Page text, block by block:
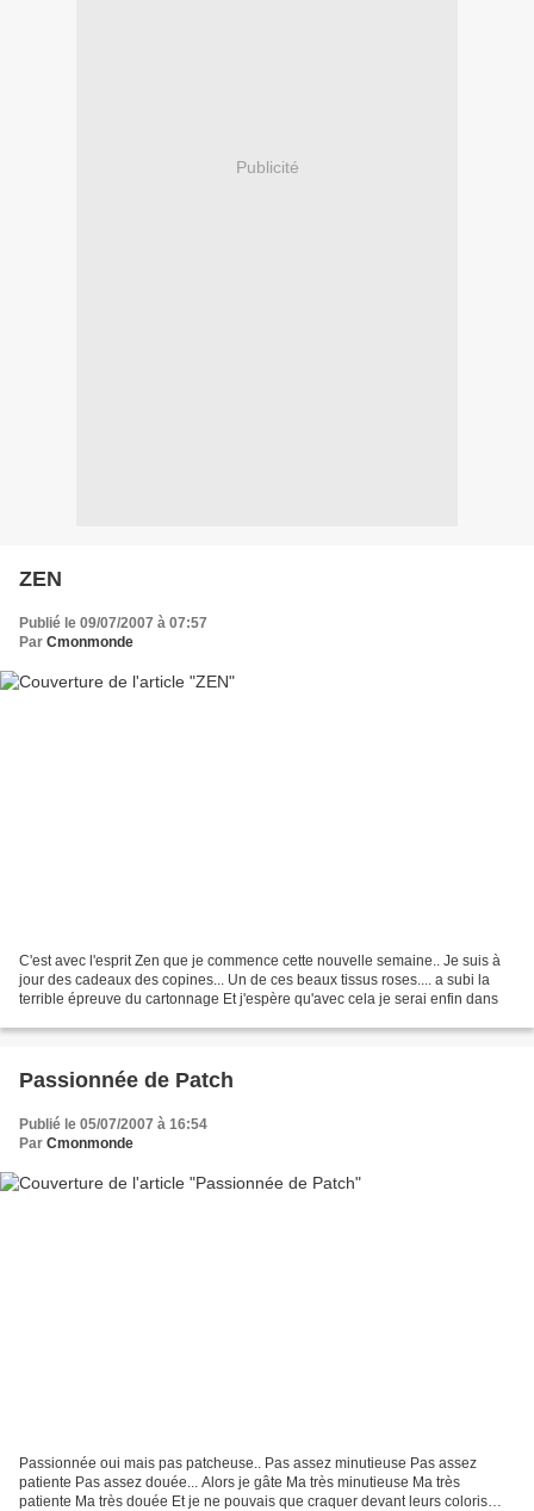
Publicité
ZEN
Publié le 09/07/2007 à 07:57
Par Cmonmonde
C'est avec l'esprit Zen que je commence cette nouvelle semaine.. Je suis à
jour des cadeaux des copines... Un de ces beaux tissus roses.... a subi la
terrible épreuve du cartonnage Et j'espère qu'avec cela je serai enfin dans
Passionnée de Patch
Publié le 05/07/2007 à 16:54
Par Cmonmonde
Passionnée oui mais pas patcheuse.. Pas assez minutieuse Pas assez
patiente Pas assez douée... Alors je gâte Ma très minutieuse Ma très
patiente Ma très douée Et je ne pouvais que craquer devant leurs coloris